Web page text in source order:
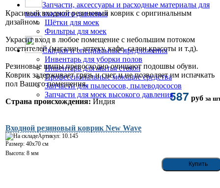
Запчасти, аксессуары и расходные материалы для
моек высокого давления
Щётки для моек
Фильтры для моек
Скидки и специальные предложения
Инвентарь для уборки полов
Инвентарь для мытья стекол
Профессиональные моющие средства
Запчасти для пылесосов, пылеводососов
Запчасти для моек высокого давления
Красивый входной резиновый коврик с оригинальным
дизайном.
Украсит вход в любое помещение с небольшим потоком
посетителей (магазин, аптеку, кафе, салон красоты и т.д).
Резиновые шипы превосходно очищают подошвы обуви.
Коврик задерживает грязь и снег и не позволяет им испачкать
пол Вашего помещения.
Страна происхождения: Индия
Входной резиновый коврик New Wave
Артикул: 10.145
Размер: 40х70 см
Высота: 8 мм
587 руб за